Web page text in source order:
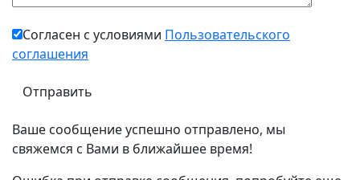
Согласен с условиями Пользовательского
соглашения
Ваше сообщение успешно отправлено, мы
свяжемся с Вами в ближайшее время!